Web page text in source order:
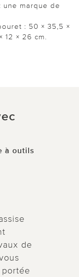
une marque de
: 50 × 35,5 ×
12 × 26 cm.
à outils
de